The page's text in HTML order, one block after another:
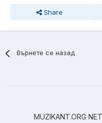
Share
Върнете се назад
MUZIKANT.ORG